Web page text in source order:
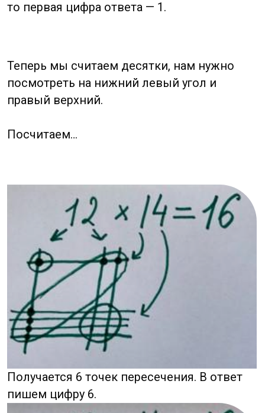
искомого числа. В правом нижнем углу
всего 8 точек пересечения, ответ 8.
Ответ готов! 12 x 14 =168
Теперь мы считаем десятки, нам нужно
посмотреть на нижний левый угол и
правый верхний.
Посчитаем…
Вариант 2
где двузначное число умножается
на трехзначное.